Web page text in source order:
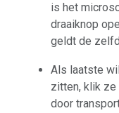
is het
draaiknop
geldt de
Als laatste
zitten, klik ze
door